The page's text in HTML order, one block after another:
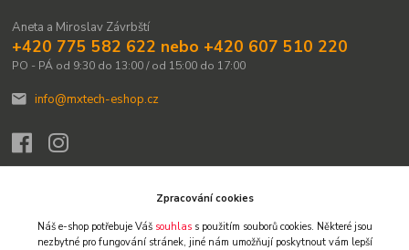
Aneta a Miroslav Závrbští
+420 775 582 622 nebo +420 607 510 220
PO - PÁ od 9:30 do 13:00 / od 15:00 do 17:00
info@mxtech-eshop.cz
Upravit sběr cookies.
Zpracování cookies
Náš e-shop potřebuje Váš souhlass použitím souborů cookies. Některé jsou
nezbytné pro fungování stránek, jiné nám umožňují poskytnout vám lepší